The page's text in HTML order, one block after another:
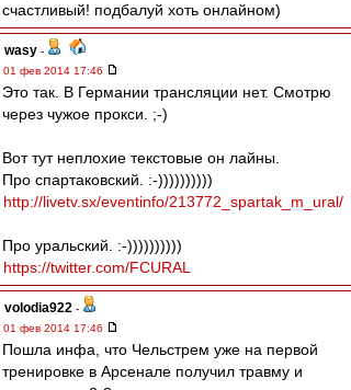
счастливый! подбалуй хоть онлайном)
wasy -
01 фев 2014 17:46
Это так. В Германии трансляции нет. Смотрю
через чужое прокси. ;-)
Вот тут неплохие текстовые он лайны.
Про спартаковский. :-))))))))))
http://livetv.sx/eventinfo/213772_spartak_m_ural/
Про уральский. :-))))))))))
https://twitter.com/FCURAL
volodia922 -
01 фев 2014 17:46
Пошла инфа, что Чельстрем уже на первой
тренировке в Арсенале получил травму и